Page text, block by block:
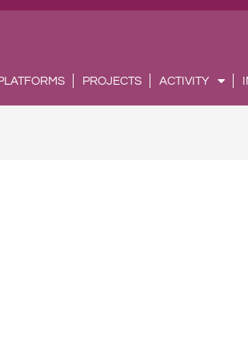
PROJECTS ACTIVITY